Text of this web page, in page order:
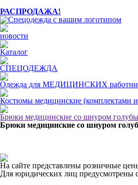
РАСПРОДАЖА!
новости
Каталог
СПЕЦОДЕЖДА
Одежда для МЕДИЦИНСКИХ
Костюмы медицинские (комплектами
Брюки медицинские со шнуром
Брюки медицинские со шнуром
На сайте представлены розничные
Для юридических лиц предусмотрены